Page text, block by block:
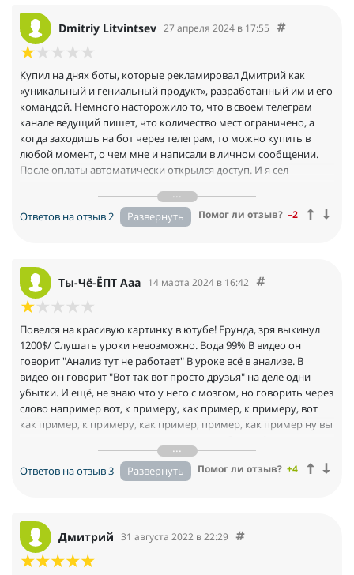
Dmitriy Litvintsev 27 апреля 2024 в 17:55
Купил на днях боты, которые рекламировал Дмитрий как
«уникальный и гениальный продукт», разработанный им и его
командой. Немного насторожило то, что в своем телеграм
канале ведущий пишет, что количество мест ограничено, а
когда заходишь на бот через телеграм, то можно купить в
любой момент, о чем мне и написали в личном сообщении.
После оплаты автоматически открылся доступ. И я сел
было сказано на видео). В день приходило более 70 сигналов,
т.е. анализировал большое количество( примерно за 3 дня).
Написал Дмитрию, он мне прислал какое-то доп видео, где уже
было сказано, что, конечно же, бот не может точно
показывать и нужно соблюдать еще кучу условий, чтоб
входить в сделку ( об этом в видео сказано ничего не было).
Ладно, еще пару дней после этого а анализировал…. Ситуация
не поменялась….
Я написал Дмитрию сообщение о желании вернуть деньги за
продукт, потому что он не работает, на сто надо мной
посмеялись и сказали, что это крипто продукт и никакго
возврата не будет и не под какие законы эта покупка не
попадает.
заработанные деньги. Тем более, когда отдаете их подобным
товарищам.
Ответов на отзыв 2 Помог ли отзыв? –2
Ты-Чё-ЁПТ Ааа 14 марта 2024 в 16:42
Повелся на красивую картинку в ютубе! Ерунда, зря выкинул
1200$/ Слушать уроки невозможно. Вода 99% В видео он
говорит "Анализ тут не работает" В уроке всё в анализе. В
видео он говорит "Вот так вот просто друзья" на деле одни
убытки. И ещё, не знаю что у него с мозгом, но говорить через
слово например вот, к примеру, как пример, к примеру, вот
как пример, к примеру, как пример, пример, как пример ну вы
этих людей, которые со "счастливыми" лицами сидят в zoom и
читается по им глазам, на х**я я отдал бабки за это дерьмо.
Ответов на отзыв 3 Помог ли отзыв? +4
Дмитрий 31 августа 2022 в 22:29